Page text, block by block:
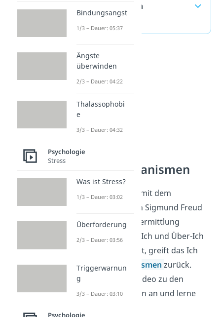
häufigste Fragen
(ausklappen)
Abwehrmechanismen
Jetzt kennst du dich mit dem
Instanzenmodell von Sigmund Freud
gut aus. Damit die Vermittlung
zwischen Freuds Es, Ich und Über-Ich
auch gut funktioniert, greift das Ich
aufAbwehrmechanismen zurück.
Schau dir jetzt das Video zu den
Abwehrmechanismen an und lerne
Bindungsangst
1/3 – Dauer: 05:37
Ängste
überwinden
2/3 – Dauer: 04:22
Thalassophobi
e
3/3 – Dauer: 04:32
Psychologie
Stress
Was ist Stress?
1/3 – Dauer: 03:02
Überforderung
2/3 – Dauer: 03:56
Triggerwarnun
g
3/3 – Dauer: 03:10
Psychologie